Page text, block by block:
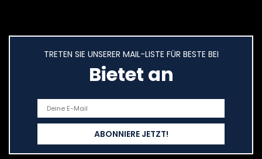
TRETEN SIE UNSERER MAIL-LISTE FÜR BESTE BEI
Bietet an